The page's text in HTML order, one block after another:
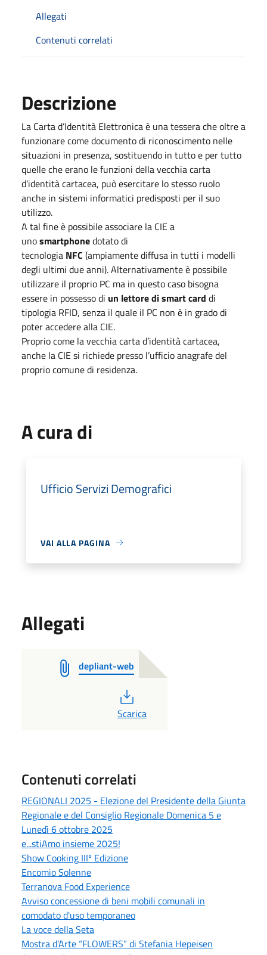
Allegati
Contenuti correlati
Descrizione
La Carta d’Identità Elettronica è una tessera che oltre a
funzionare come documento di riconoscimento nelle
situazioni in presenza, sostituendo in tutto e per tutto
quelle che erano le funzioni della vecchia carta
d’identità cartacea, può esercitare lo stesso ruolo
anche in sistemi informatici predisposti per il suo
utilizzo.
A tal fine è possibile associare la CIE a
unosmartphonedotato di
tecnologia NFC (ampiamente diffusa in tutti i modelli
degli ultimi due anni). Alternativamente è possibile
utilizzare il proprio PC ma in questo caso bisogna
essere in possesso di un lettore di smart card di
tipologia RFID, senza il quale il PC non è in grado di
poter accedere alla CIE.
Proprio come la vecchia carta d’identità cartacea,
anche la CIE si richiede presso l’ufficio anagrafe del
proprio comune di residenza.
A cura di
Ufficio Servizi Demografici
VAI ALLA PAGINA
Allegati
depliant-web
PDF
Scarica
Contenuti correlati
REGIONALI 2025 - Elezione del Presidente della Giunta
Regionale e del Consiglio Regionale Domenica 5 e
Lunedì 6 ottobre 2025
e...stiAmo insieme 2025!
Show Cooking IIIº Edizione
Encomio Solenne
Terranova Food Experience
Avviso concessione di beni mobili comunali in
comodato d'uso temporaneo
La voce della Seta
Mostra d’Arte “FLOWERS” di Stefania Hepeisen